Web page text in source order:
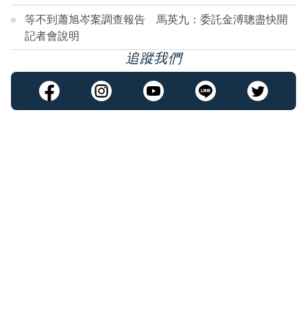
等不到蕭旭岑案調查報告 馬英九：委託金溥聰盡快開
記者會說明
追蹤我們